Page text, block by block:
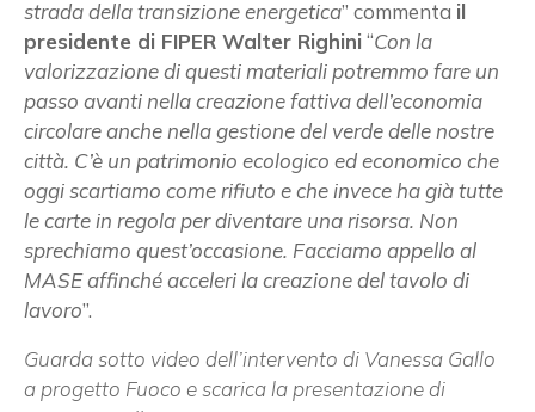
strada della transizione energetica” commenta il
presidente di FIPER Walter Righini “Con la
valorizzazione di questi materiali potremmo fare un
passo avanti nella creazione fattiva dell’economia
circolare anche nella gestione del verde delle nostre
città. C’è un patrimonio ecologico ed economico che
oggi scartiamo come rifiuto e che invece ha già tutte
le carte in regola per diventare una risorsa. Non
sprechiamo quest’occasione. Facciamo appello al
MASE affinché acceleri la creazione del tavolo di
lavoro”.
Guarda sotto video dell’intervento di Vanessa Gallo
a progetto Fuoco escarica la presentazione di